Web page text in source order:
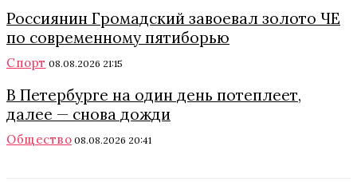
Россиянин Громадский завоевал золото ЧЕ
по современному пятиборью
Спорт 08.08.2026 21:15
В Петербурге на один день потеплеет,
далее — снова дожди
Общество 08.08.2026 20:41